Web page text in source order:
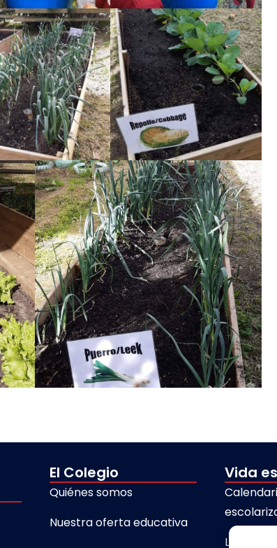
El Colegio
Quiénes somos
Nuestra oferta educativa
Vida
Libros de